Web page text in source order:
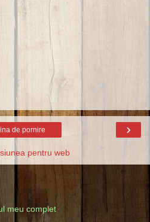
›
de pornire
pentru web
meu complet